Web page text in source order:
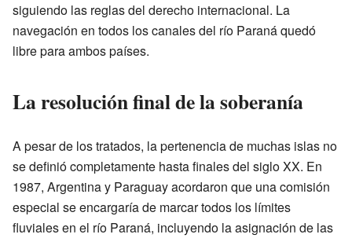
siguiendo las reglas del derecho internacional. La
navegación en todos los canales del río Paraná quedó
libre para ambos países.
La resolución final de la soberanía
A pesar de los tratados, la pertenencia de muchas islas no
se definió completamente hasta finales del siglo XX. En
1987, Argentina y Paraguay acordaron que una comisión
especial se encargaría de marcar todos los límites
fluviales en el río Paraná, incluyendo la asignación de las